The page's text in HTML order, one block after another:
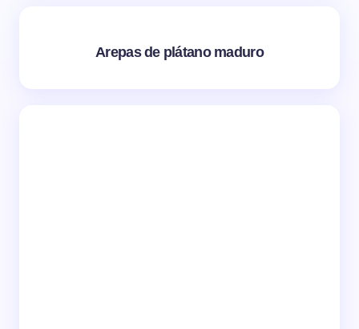
Arepas de plátano maduro